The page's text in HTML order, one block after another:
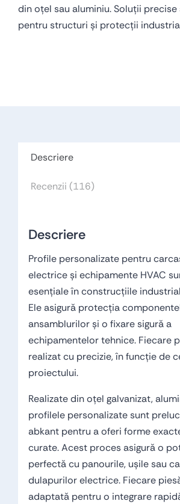
din oțel sau aluminiu. Soluții
pentru structuri și protecții
Descriere
Recenzii (116)
Descriere
Profile personalizate pentru
electrice și echipamente HVAC
esențiale în construcțiile
Ele asigură protecția
ansamblurilor și o fixare sigură a
echipamentelor tehnice. Fiecare
realizat cu precizie, în funcție de
proiectului.
Realizate din oțel galvanizat,
profilele personalizate sunt
abkant pentru a oferi forme
curate. Acest proces asigură o
perfectă cu panourile, ușile sau
dulapurilor electrice. Fiecare
adaptată pentru o integrare